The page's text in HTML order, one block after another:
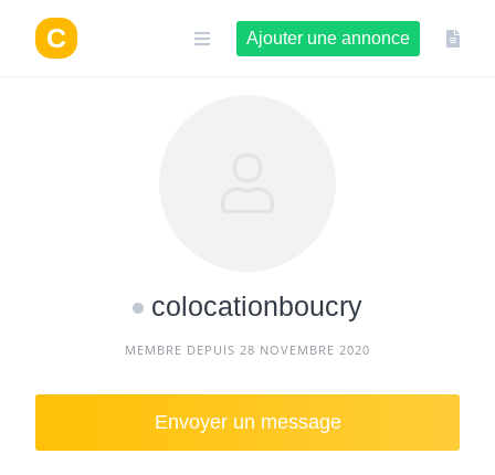
contenu
Ajouter une annonce
colocationboucry
MEMBRE DEPUIS 28 NOVEMBRE 2020
Envoyer un message